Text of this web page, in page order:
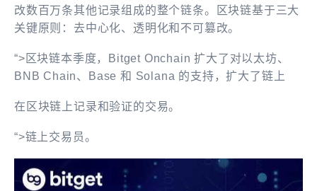
改数百万条其他记录组成的整个链条。区块链基于三大
关键原则：去中心化、透明化和不可篡改。
“>区块链本季度，Bitget Onchain 扩大了对以太坊、
BNB Chain、Base 和 Solana 的支持，扩大了链上
在区块链上记录和验证的交易。
“>链上交易员。